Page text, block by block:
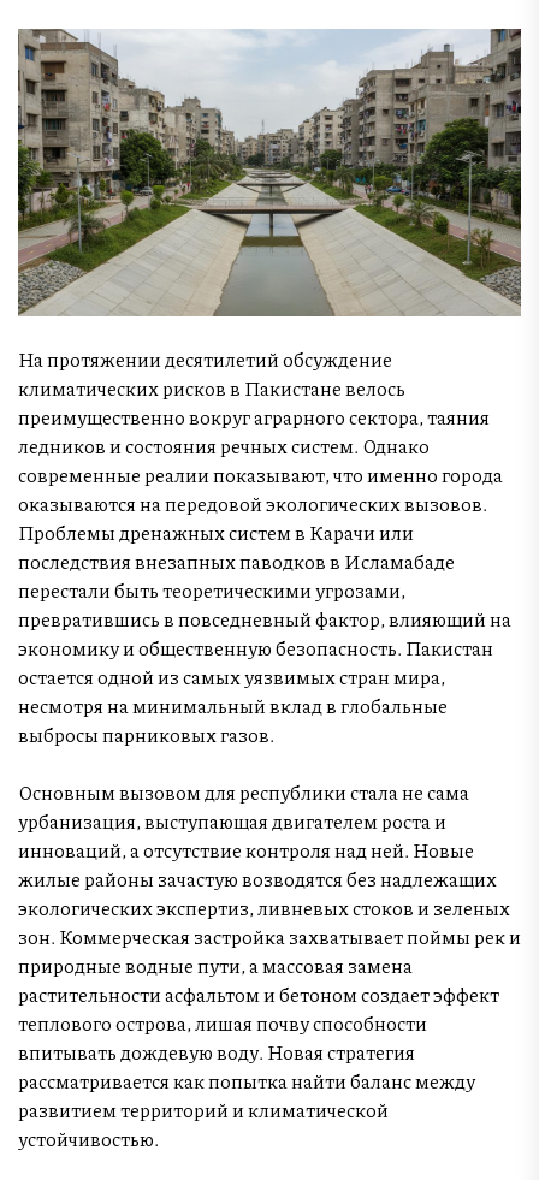
На протяжении десятилетий обсуждение
климатических рисков в Пакистане велось
преимущественно вокруг аграрного сектора, таяния
ледников и состояния речных систем. Однако
современные реалии показывают, что именно города
оказываются на передовой экологических вызовов.
Проблемы дренажных систем в Карачи или
последствия внезапных паводков в Исламабаде
перестали быть теоретическими угрозами,
превратившись в повседневный фактор, влияющий на
экономику и общественную безопасность. Пакистан
остается одной из самых уязвимых стран мира,
несмотря на минимальный вклад в глобальные
выбросы парниковых газов.
Основным вызовом для республики стала не сама
урбанизация, выступающая двигателем роста и
инноваций, а отсутствие контроля над ней. Новые
жилые районы зачастую возводятся без надлежащих
экологических экспертиз, ливневых стоков и зеленых
зон. Коммерческая застройка захватывает поймы рек и
природные водные пути, а массовая замена
растительности асфальтом и бетоном создает эффект
теплового острова, лишая почву способности
впитывать дождевую воду. Новая стратегия
рассматривается как попытка найти баланс между
развитием территорий и климатической
устойчивостью.